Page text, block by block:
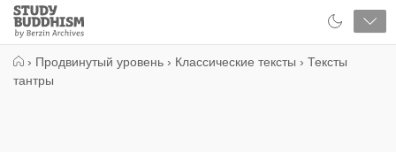
Close
Study
Buddhism
› Продвинутый уровень › Классические тексты › Тексты
тантры